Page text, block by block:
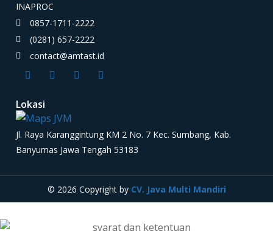
Program Promo
INAPROC
0857-1711-2222
(0281) 657-2222
contact@amtast.id
Lokasi
Jl. Raya Karanggintung KM 2 No. 7 Kec. Sumbang, Kab.
© 2026 Copyright byCV. Java Multi Mandiri